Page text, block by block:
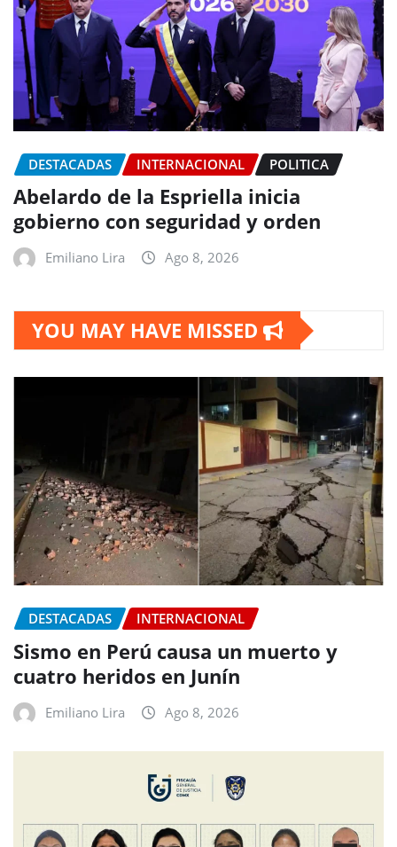
DESTACADAS INTERNACIONAL POLITICA
Abelardo de la Espriella inicia
gobierno con seguridad y orden
Emiliano Lira Ago 8, 2026
YOU MAY HAVE MISSED
DESTACADAS INTERNACIONAL
Sismo en Perú causa un muerto y
cuatro heridos en Junín
Emiliano Lira Ago 8, 2026